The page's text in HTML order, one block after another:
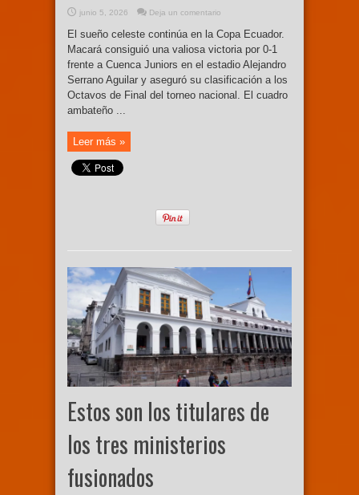
junio 5, 2026 Deja un comentario
El sueño celeste continúa en la Copa Ecuador.
Macará consiguió una valiosa victoria por 0-1
frente a Cuenca Juniors en el estadio Alejandro
Serrano Aguilar y aseguró su clasificación a los
Octavos de Final del torneo nacional. El cuadro
ambateño ...
Leer más »
Estos son los titulares de
los tres ministerios
fusionados